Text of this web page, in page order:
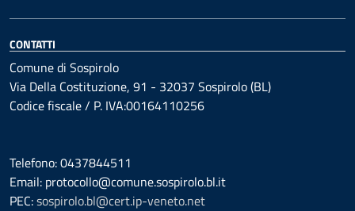
CONTATTI
Comune di Sospirolo
Via Della Costituzione, 91 - 32037 Sospirolo (BL)
Codice fiscale / P. IVA:00164110256
Telefono: 0437844511
Email: protocollo@comune.sospirolo.bl.it
PEC:sospirolo.bl@cert.ip-veneto.net